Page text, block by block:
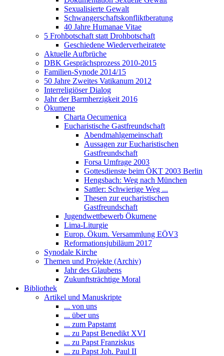
Sexualisierte Gewalt
Schwangerschaftskonfliktberatung
40 Jahre Humanae Vitae
5 Frohbotschaft statt Drohbotschaft
Geschiedene Wiederverheiratete
Aktuelle Aufbrüche
DBK Gesprächsprozess 2010-2015
Familien-Synode 2014/15
50 Jahre Zweites Vatikanum 2012
Interreligiöser Dialog
Jahr der Barmherzigkeit 2016
Ökumene
Charta Oecumenica
Eucharistische Gastfreundschaft
Abendmahlgemeinschaft
Aussagen zur Eucharistischen
Gastfreundschaft
Forsa Umfrage 2003
Gottesdienste beim ÖKT 2003 Berlin
Hengsbach: Weg nach München
Sattler: Schwierige Weg ...
Thesen zur eucharistischen
Gastfreundschaft
Jugendwettbewerb Ökumene
Lima-Liturgie
Europ. Ökum. Versammlung EÖV3
Reformationsjubiläum 2017
Synodale Kirche
Themen und Projekte (Archiv)
Jahr des Glaubens
Zukunftsträchtige Moral
Bibliothek
Artikel und Manuskripte
... von uns
... über uns
... zum Papstamt
... zu Papst Benedikt XVI
... zu Papst Franziskus
... zu Papst Joh. Paul II